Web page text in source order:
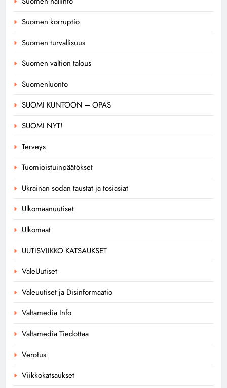
Suomen korruptio
Suomen turvallisuus
Suomen valtion talous
Suomenluonto
SUOMI KUNTOON – OPAS
SUOMI NYT!
Terveys
Tuomioistuinpäätökset
Ukrainan sodan taustat ja tosiasiat
Ulkomaanuutiset
Ulkomaat
UUTISVIIKKO KATSAUKSET
ValeUutiset
Valeuutiset ja Disinformaatio
Valtamedia Info
Valtamedia Tiedottaa
Verotus
Viikkokatsaukset